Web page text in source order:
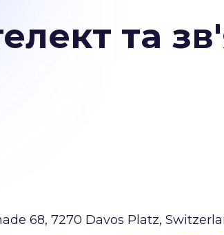
та
68, 7270 Davos Platz,